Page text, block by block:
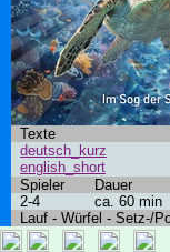
Texte
deutsch_kurz
english_short
Spieler
Dauer
2-4
ca. 60 min
Lauf - Würfel - Setz-/